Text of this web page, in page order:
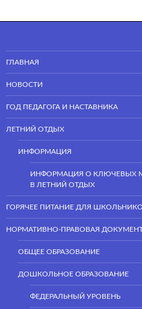
ГЛАВНАЯ
НОВОСТИ
ГОД ПЕДАГОГА И НАСТАВНИКА
ЛЕТНИЙ ОТДЫХ
ИНФОРМАЦИЯ
ИНФОРМАЦИЯ О КЛЮЧЕВЫХ
В ЛЕТНИЙ ОТДЫХ
ГОРЯЧЕЕ ПИТАНИЕ ДЛЯ
НОРМАТИВНО-ПРАВОВАЯ
ОБЩЕЕ ОБРАЗОВАНИЕ
ДОШКОЛЬНОЕ ОБРАЗОВАНИЕ
ФЕДЕРАЛЬНЫЙ УРОВЕНЬ